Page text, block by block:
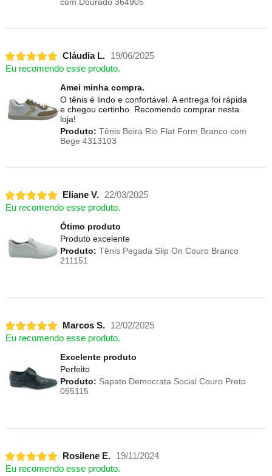
com Dourado 364905
Cláudia L.
19/06/2025
Eu recomendo esse produto.
Amei minha compra.
O tênis é lindo e confortável. A entrega foi rápida
e chegou certinho. Recomendo comprar nesta
loja!
Produto: Tênis Beira Rio Flat Form Branco com
Bege 4313103
Eliane V.
22/03/2025
Eu recomendo esse produto.
Ótimo produto
Produto excelente
Produto: Tênis Pegada Slip On Couro Branco
211151
Marcos S.
12/02/2025
Eu recomendo esse produto.
Excelente produto
Perfeito
Produto: Sapato Democrata Social Couro Preto
055115
Rosilene E.
19/11/2024
Eu recomendo esse produto.